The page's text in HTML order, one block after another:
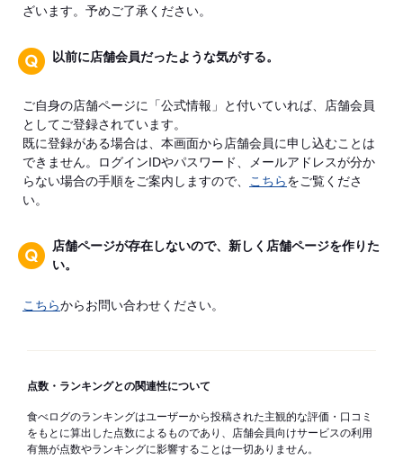
ざいます。予めご了承ください。
以前に店舗会員だったような気がする。
ご自身の店舗ページに「公式情報」と付いていれば、店舗会員
としてご登録されています。
既に登録がある場合は、本画面から店舗会員に申し込むことは
できません。ログインIDやパスワード、メールアドレスが分か
らない場合の手順をご案内しますので、
こちらをご覧くださ
い。
店舗ページが存在しないので、新しく店舗ページを作りた
い。
こちらからお問い合わせください。
点数・ランキングとの関連性について
食べログのランキングはユーザーから投稿された主観的な評価・口コミ
をもとに算出した点数によるものであり、店舗会員向けサービスの利用
有無が点数やランキングに影響することは一切ありません。